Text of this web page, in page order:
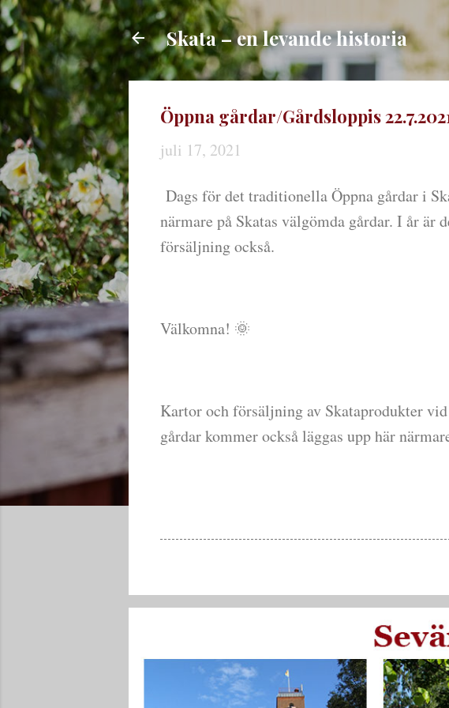
Skata – en levande historia
Öppna gårdar/Gårdsloppis
juli 17, 2021
Dags för det traditionella Öppna gårdar i
närmare på Skatas välgömda gårdar. I år är
försäljning också.
Välkomna! 🌞
Kartor och försäljning av Skataprodukter
gårdar kommer också läggas upp här